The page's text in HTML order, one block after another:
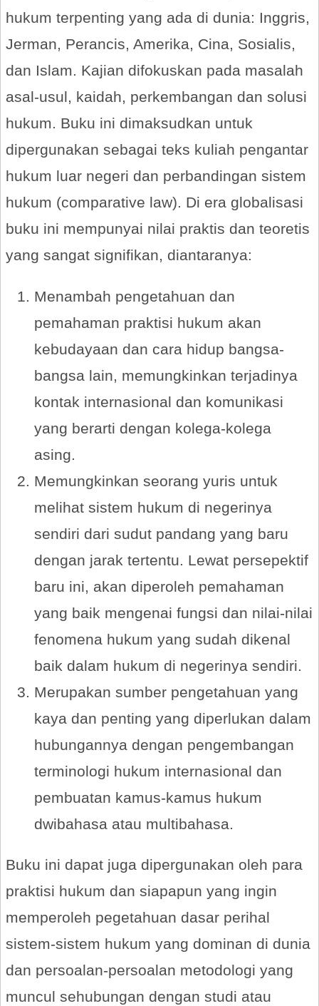
hukum terpenting yang ada di dunia: Inggris,
Jerman, Perancis, Amerika, Cina, Sosialis,
dan Islam. Kajian difokuskan pada masalah
asal-usul, kaidah, perkembangan dan solusi
hukum. Buku ini dimaksudkan untuk
dipergunakan sebagai teks kuliah pengantar
hukum luar negeri dan perbandingan sistem
hukum (comparative law). Di era globalisasi
buku ini mempunyai nilai praktis dan teoretis
yang sangat signifikan, diantaranya:
Menambah pengetahuan dan
pemahaman praktisi hukum akan
kebudayaan dan cara hidup bangsa-
bangsa lain, memungkinkan terjadinya
kontak internasional dan komunikasi
yang berarti dengan kolega-kolega
asing.
Memungkinkan seorang yuris untuk
melihat sistem hukum di negerinya
sendiri dari sudut pandang yang baru
dengan jarak tertentu. Lewat persepektif
baru ini, akan diperoleh pemahaman
yang baik mengenai fungsi dan nilai-nilai
fenomena hukum yang sudah dikenal
baik dalam hukum di negerinya sendiri.
Merupakan sumber pengetahuan yang
kaya dan penting yang diperlukan dalam
hubungannya dengan pengembangan
terminologi hukum internasional dan
pembuatan kamus-kamus hukum
dwibahasa atau multibahasa.
Buku ini dapat juga dipergunakan oleh para
praktisi hukum dan siapapun yang ingin
memperoleh pegetahuan dasar perihal
sistem-sistem hukum yang dominan di dunia
dan persoalan-persoalan metodologi yang
muncul sehubungan dengan studi atau